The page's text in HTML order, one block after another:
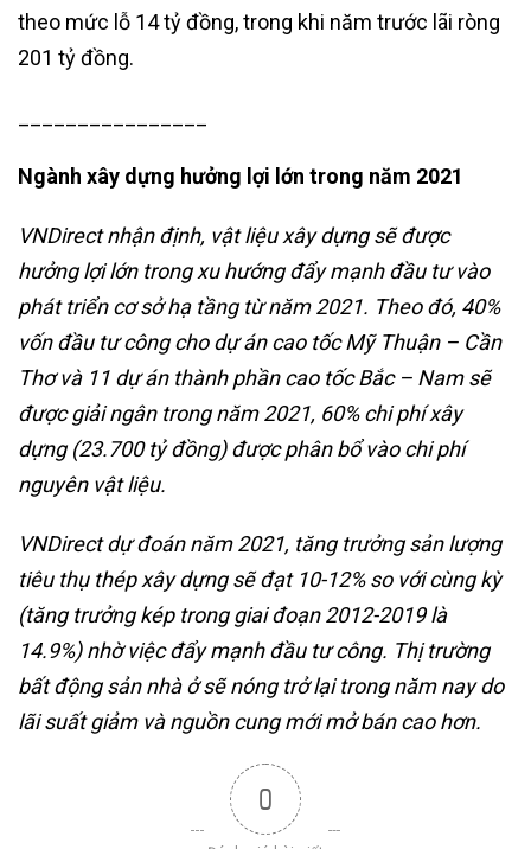
theo mức lỗ 14 tỷ đồng, trong khi năm trước lãi ròng
201 tỷ đồng.
Ngành xây dựng hưởng lợi lớn trong năm 2021
VNDirect nhận định, vật liệu xây dựng sẽ được
hưởng lợi lớn trong xu hướng đẩy mạnh đầu tư vào
phát triển cơ sở hạ tầng từ năm 2021. Theo đó, 40%
vốn đầu tư công cho dự án cao tốc Mỹ Thuận – Cần
Thơ và 11 dự án thành phần cao tốc Bắc – Nam sẽ
được giải ngân trong năm 2021, 60% chi phí xây
dựng (23.700 tỷ đồng) được phân bổ vào chi phí
nguyên vật liệu.
VNDirect dự đoán năm 2021, tăng trưởng sản lượng
tiêu thụ thép xây dựng sẽ đạt 10-12% so với cùng kỳ
(tăng trưởng kép trong giai đoạn 2012-2019 là
14.9%) nhờ việc đẩy mạnh đầu tư công. Thị trường
bất động sản nhà ở sẽ nóng trở lại trong năm nay do
lãi suất giảm và nguồn cung mới mở bán cao hơn.
0